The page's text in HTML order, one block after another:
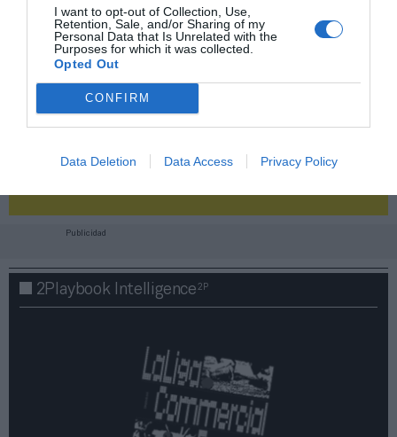
I want to opt-out of Collection, Use,
Retention, Sale, and/or Sharing of my
Personal Data that Is Unrelated with the
Purposes for which it was collected.
Opted Out
CONFIRM
Data Deletion Data Access Privacy Policy
¡Haz click aquí y accede sin límites a contenidos
Publicidad
2Playbook Intelligence2P